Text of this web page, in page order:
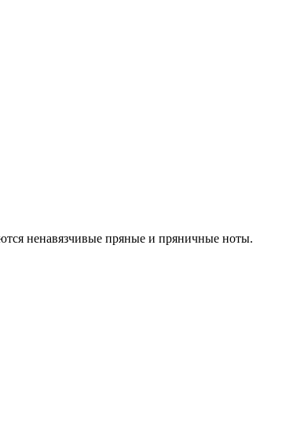
ненавязчивые пряные и пряничные ноты.